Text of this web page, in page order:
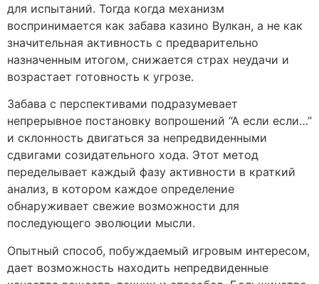
для испытаний. Тогда когда механизм
воспринимается как забава казино Вулкан, а не как
значительная активность с предварительно
назначенным итогом, снижается страх неудачи и
возрастает готовность к угрозе.
Забава с перспективами подразумевает
непрерывное постановку вопрошений “А если если…”
и склонность двигаться за непредвиденными
сдвигами созидательного хода. Этот метод
переделывает каждый фазу активности в краткий
анализ, в котором каждое определение
обнаруживает свежие возможности для
последующего эволюции мысли.
Опытный способ, побуждаемый игровым интересом,
дает возможность находить непредвиденные